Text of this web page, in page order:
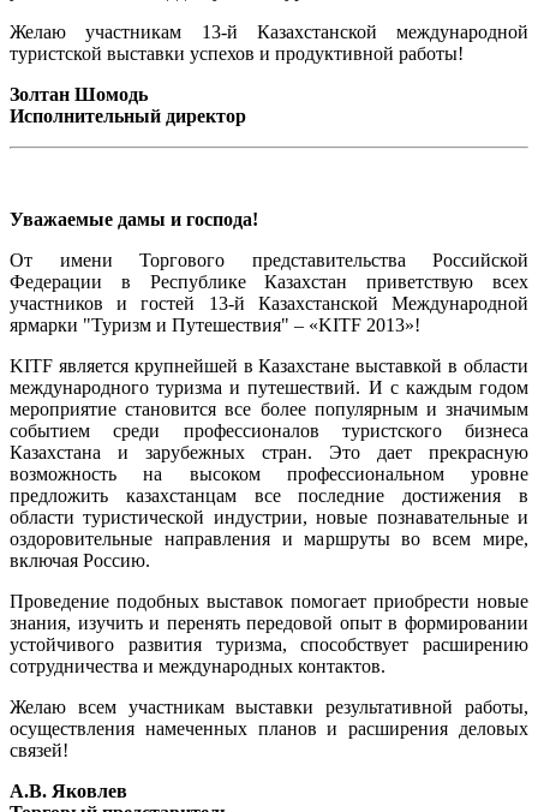
Желаю участникам 13-й Казахстанской международной
туристской выставки успехов и продуктивной работы!
Золтан Шомодь
Исполнительный директор
Уважаемые дамы и господа!
От имени Торгового представительства Российской
Федерации в Республике Казахстан приветствую всех
участников и гостей 13-й Казахстанской Международной
ярмарки "Туризм и Путешествия" – «KITF 2013»!
KITF является крупнейшей в Казахстане выставкой в области
международного туризма и путешествий. И с каждым годом
мероприятие становится все более популярным и значимым
событием среди профессионалов туристского бизнеса
Казахстана и зарубежных стран. Это дает прекрасную
возможность на высоком профессиональном уровне
предложить казахстанцам все последние достижения в
области туристической индустрии, новые познавательные и
оздоровительные направления и маршруты во всем мире,
включая Россию.
Проведение подобных выставок помогает приобрести новые
знания, изучить и перенять передовой опыт в формировании
устойчивого развития туризма, способствует расширению
сотрудничества и международных контактов.
Желаю всем участникам выставки результативной работы,
осуществления намеченных планов и расширения деловых
связей!
А.В. Яковлев